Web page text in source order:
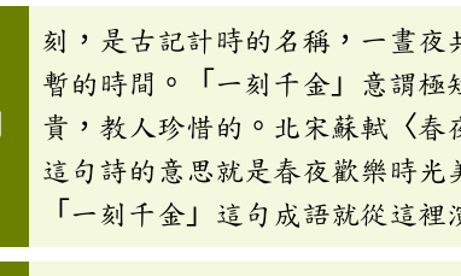
刻，是古記計時的名稱，一晝
暫的時間。「一刻千金」意謂
貴，教人珍惜的。北宋蘇軾〈春
這句詩的意思就是春夜歡樂時
「一刻千金」這句成語就從這